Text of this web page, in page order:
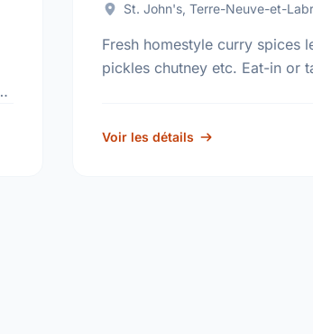
St. John's, Terre-Neuve-et-
Fresh homestyle curry spices
pickles chutney etc. Eat-in or
Voir les détails